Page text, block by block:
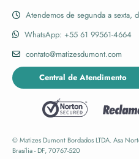
Atendemos de segunda a sexta,
WhatsApp: +55 61 99561-4664
contato@matizesdumont.com
Central de Atendimento
© Matizes Dumont Bordados LTDA. Asa
Brasília - DF, 70767-520